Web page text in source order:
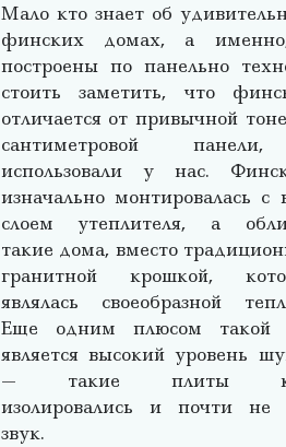
Мало кто знает об
финских домах, а
построены по панельно
стоить заметить, что
отличается от привычной
сантиметровой
использовали у нас.
изначально монтировалась с
слоем утеплителя, а
такие дома, вместо
гранитной крошкой,
являлась своеобразной
Еще одним плюсом такой
является высокий уровень
— такие плиты
изолировались и почти не
звук.